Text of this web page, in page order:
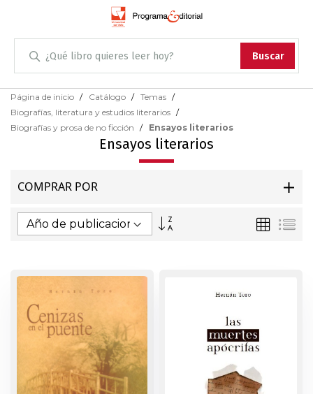
Buscar
Administración
Antropología
Arqueología
Arte
Artes escénicas
Ciencias
Ciencia política
Ciencias Sociales
Skip
Content
Página de inicio Catálogo
Temas
Biografías, literatura y estudios literarios
Biografías y prosa de no ficción
Ensayos literarios
Ensayos literarios
COMPRAR POR
Dirección
Parrilla